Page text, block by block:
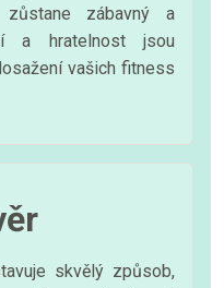
zábavný a
a hratelnost jsou
vašich fitness
skvělý způsob,